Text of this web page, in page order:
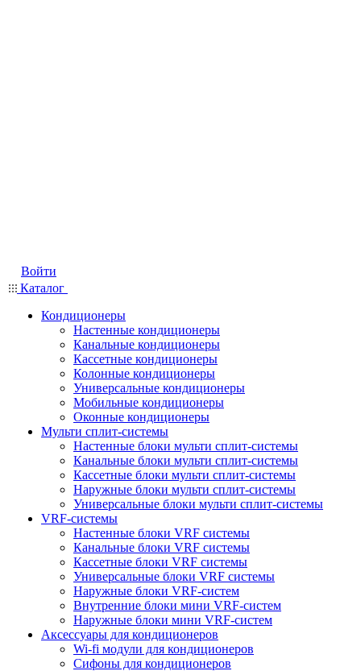
Войти
Каталог
Кондиционеры
Настенные кондиционеры
Канальные кондиционеры
Кассетные кондиционеры
Колонные кондиционеры
Универсальные кондиционеры
Мобильные кондиционеры
Оконные кондиционеры
Мульти сплит-системы
Настенные блоки мульти сплит-системы
Канальные блоки мульти сплит-системы
Кассетные блоки мульти сплит-системы
Наружные блоки мульти сплит-системы
Универсальные блоки мульти сплит-системы
VRF-системы
Настенные блоки VRF системы
Канальные блоки VRF системы
Кассетные блоки VRF системы
Универсальные блоки VRF системы
Наружные блоки VRF-систем
Внутренние блоки мини VRF-систем
Наружные блоки мини VRF-систем
Аксессуары для кондиционеров
Wi-fi модули для кондиционеров
Сифоны для кондиционеров